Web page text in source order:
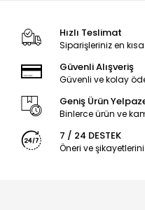
Hızlı Teslimat
Siparişleriniz en
Güvenli Alışveriş
Güvenli ve kolay
Geniş Ürün
Binlerce ürün ve
7 / 24 DESTEK
Öneri ve